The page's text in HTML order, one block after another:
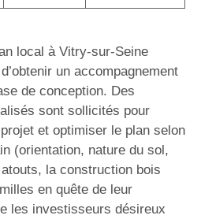
local à Vitry-sur-Seine
un accompagnement
de conception. Des
sont sollicités pour
et optimiser le plan selon
(orientation, nature du sol,
la construction bois
en quête de leur
les investisseurs désireux